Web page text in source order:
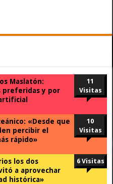
Maslatón:
preferidas y por
11
Visitas
«Desde que
percibir el
rápido»
10
Visitas
los dos
a aprovechar
histórica»
6 Visitas